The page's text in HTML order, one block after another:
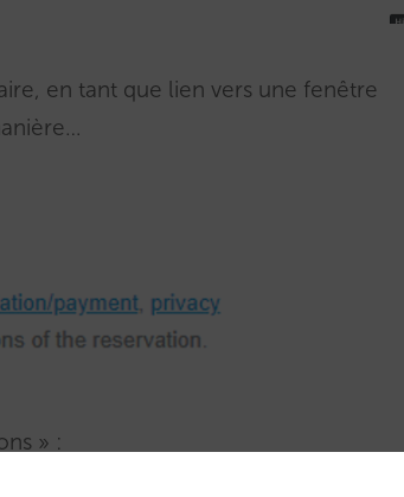
en tant que lien vers une fenêtre
» :